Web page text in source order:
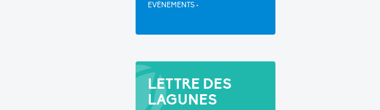
EVÈNEMENTS •
LETTRE DES
LAGUNES